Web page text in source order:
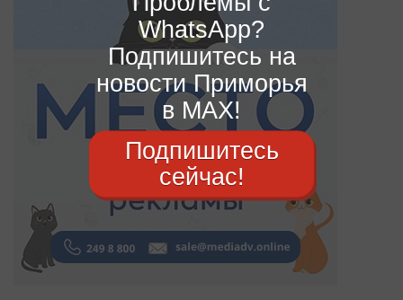
WhatsApp?
Подпишитесь на
новости Приморья
в MAX!
Подпишитесь
сейчас!